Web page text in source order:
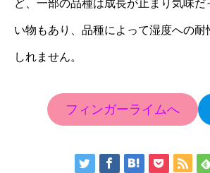
ど、一部の品種は成長が止まり気味だ
い物もあり、品種によって湿度への耐
しれません。
フィンガーライムへ